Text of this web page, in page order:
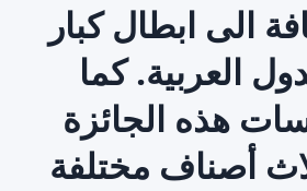
الى ابطال كبار
العربية. كما
هذه الجائزة
أصناف مختلفة